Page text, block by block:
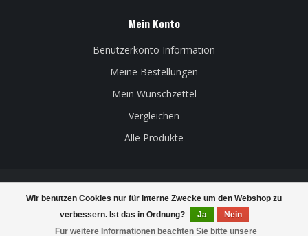
Wir benutzen Cookies nur für interne Zwecke um den Webshop zu
verbessern. Ist das in Ordnung?
Ja
Nein
Für weitere Informationen beachten Sie bitte unsere
Mein Konto
Benutzerkonto Information
Meine Bestellungen
Mein Wunschzettel
Vergleichen
Alle Produkte
© Copyright 2026 Belgian Beer Factory - Powered byLightspeed
Theme byDyvelopment